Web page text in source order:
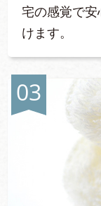
宅の感覚で
けます。